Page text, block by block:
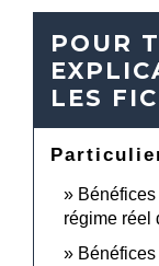
POUR
LES
régime réel